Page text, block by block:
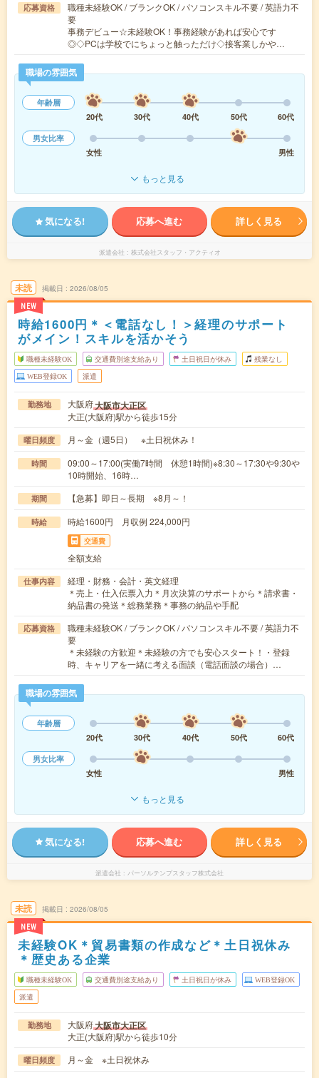
応募資格
職種未経験OK / ブランクOK / パソコンスキル不要 / 英語力不
要
事務デビュー☆未経験OK！事務経験があれば安心です
◎◇PCは学校でにちょっと触っただけ◇接客業しかや…
職場の雰囲気
年齢層
20代
30代 40代 50代
60代
男女比率
女性
男性
もっと見る
気になる! 応募へ進む 詳しく見る
派遣会社 株式会社スタッフ・アクティオ
未読
NEW
掲載日 2026/08/05
時給1600円＊＜電話なし！＞経理のサポート
がメイン！スキルを活かそう
職種未経験OK 交通費別途支給あり 土日祝日が休み 残業なし
WEB登録OK 派遣
勤務地 大阪府大阪市大正区
大正(大阪府)駅から徒歩15分
曜日頻度 月～金（週5日） ※土日祝休み！
時間
09:00～17:00(実働7時間 休憩1時間)※8:30～17:30や9:30や
10時開始、16時…
期間 【急募】即日～長期 ※8月～！
時給 時給1600円 月収例 224,000円
交通費
全額支給
仕事内容
経理・財務・会計・英文経理
＊売上・仕入伝票入力＊月次決算のサポートから＊請求書・
納品書の発送＊総務業務＊事務の納品や手配
応募資格
職種未経験OK / ブランクOK / パソコンスキル不要 / 英語力不
要
＊未経験の方歓迎＊未経験の方でも安心スタート！・登録
時、キャリアを一緒に考える面談（電話面談の場合）…
職場の雰囲気
年齢層
20代
30代 40代 50代
60代
男女比率
女性
男性
もっと見る
気になる! 応募へ進む 詳しく見る
派遣会社 パーソルテンプスタッフ株式会社
未読
NEW
掲載日 2026/08/05
未経験OK＊貿易書類の作成など＊土日祝休み
＊歴史ある企業
職種未経験OK 交通費別途支給あり 土日祝日が休み WEB登録OK
派遣
勤務地 大阪府大阪市大正区
大正(大阪府)駅から徒歩10分
曜日頻度
月～金 ※土日祝休み